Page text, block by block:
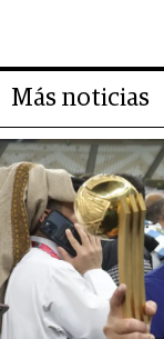
Más noticias